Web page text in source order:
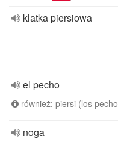
klatka piersiowa
el pecho
również: piersi (los
noga